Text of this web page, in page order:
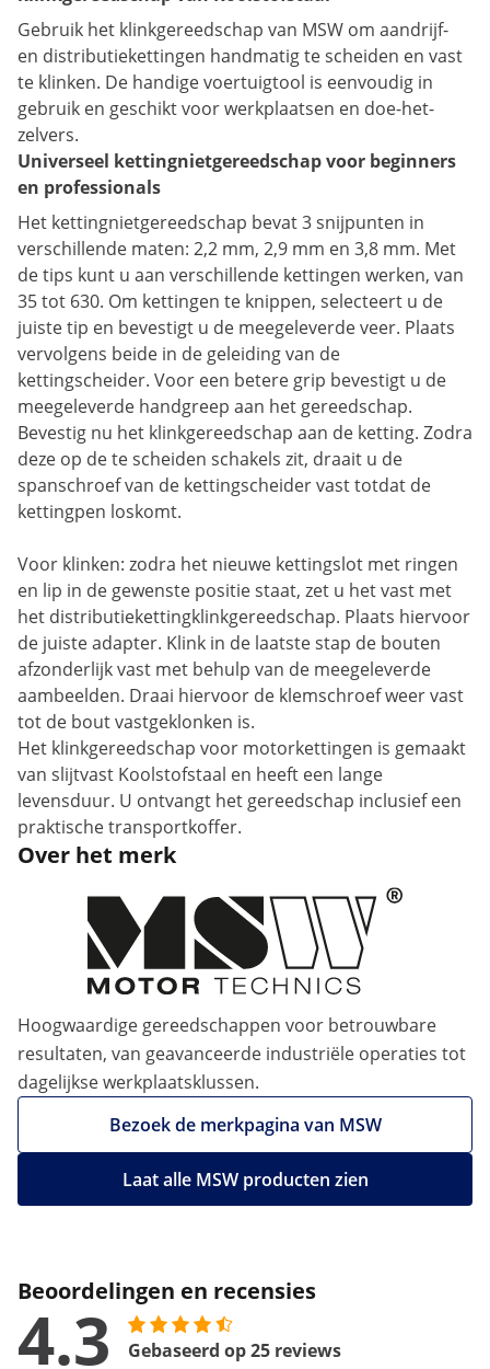
Gebruik het klinkgereedschap van MSW om aandrijf-
en distributiekettingen handmatig te scheiden en vast
te klinken. De handige voertuigtool is eenvoudig in
gebruik en geschikt voor werkplaatsen en doe-het-
zelvers.
Universeel kettingnietgereedschap voor beginners
en professionals
Het kettingnietgereedschap bevat 3 snijpunten in
verschillende maten: 2,2 mm, 2,9 mm en 3,8 mm. Met
de tips kunt u aan verschillende kettingen werken, van
35 tot 630. Om kettingen te knippen, selecteert u de
juiste tip en bevestigt u de meegeleverde veer. Plaats
vervolgens beide in de geleiding van de
kettingscheider. Voor een betere grip bevestigt u de
meegeleverde handgreep aan het gereedschap.
Bevestig nu het klinkgereedschap aan de ketting. Zodra
deze op de te scheiden schakels zit, draait u de
spanschroef van de kettingscheider vast totdat de
kettingpen loskomt.
Voor klinken: zodra het nieuwe kettingslot met ringen
en lip in de gewenste positie staat, zet u het vast met
het distributiekettingklinkgereedschap. Plaats hiervoor
de juiste adapter. Klink in de laatste stap de bouten
afzonderlijk vast met behulp van de meegeleverde
aambeelden. Draai hiervoor de klemschroef weer vast
tot de bout vastgeklonken is.
Het klinkgereedschap voor motorkettingen is gemaakt
van slijtvast Koolstofstaal en heeft een lange
levensduur. U ontvangt het gereedschap inclusief een
praktische transportkoffer.
Over het merk
Hoogwaardige gereedschappen voor betrouwbare
resultaten, van geavanceerde industriële operaties tot
dagelijkse werkplaatsklussen.
Bezoek de merkpagina van MSW
Laat alle MSW producten zien
Beoordelingen en recensies
4.3 Gebaseerd op 25 reviews